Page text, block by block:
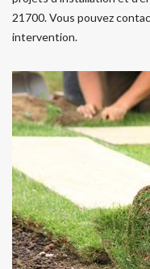
21700. Vous pouvez
intervention.